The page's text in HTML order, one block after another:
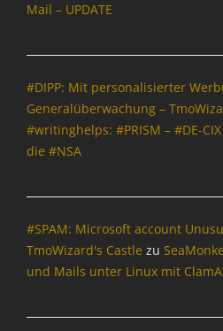
Mail – UPDATE
#DIPP: Mit personalisierter
Generalüberwachung –
#writinghelps: #PRISM – #DE-
die #NSA
#SPAM: Microsoft account
TmoWizard's Castle zu
und Mails unter Linux mit